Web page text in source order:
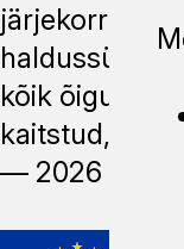
järjekorra
kõik õigused
kaitstud, 2014
— 2026